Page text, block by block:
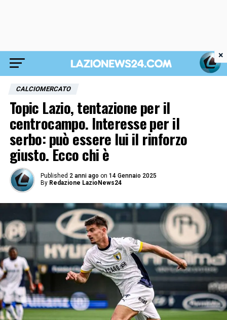
CALCIOMERCATO
Topic Lazio, tentazione per il
centrocampo. Interesse per il
serbo: può essere lui il rinforzo
giusto. Ecco chi è
Published 2 anni ago on 14 Gennaio 2025
By Redazione LazioNews24
×